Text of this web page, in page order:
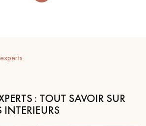
28 79 01 41: TOUT SAVOIR SUR
INTERIEURS